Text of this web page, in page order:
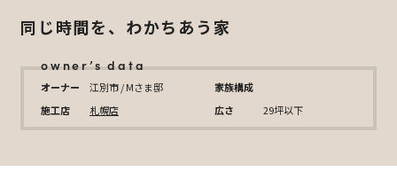
同じ時間を、わかちあう家
owner’s data
オーナー 江別市 / Mさま邸
家族構成
施工店
札幌店 広さ 29坪以下